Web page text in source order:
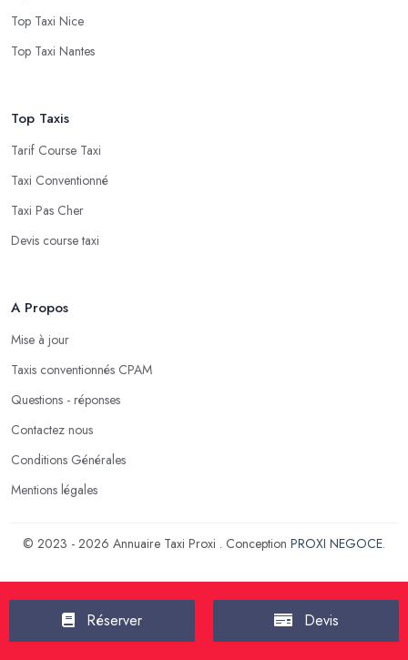
Top Taxi Nice
Top Taxi Nantes
Top Taxis
Tarif Course Taxi
Taxi Conventionné
Taxi Pas Cher
Devis course taxi
A Propos
Mise à jour
Taxis conventionnés CPAM
Questions - réponses
Contactez nous
Conditions Générales
Mentions légales
© 2023 - 2026 Annuaire Taxi Proxi . Conception PROXI NEGOCE.
Réserver Devis